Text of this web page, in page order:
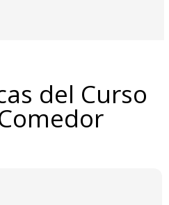
del Curso